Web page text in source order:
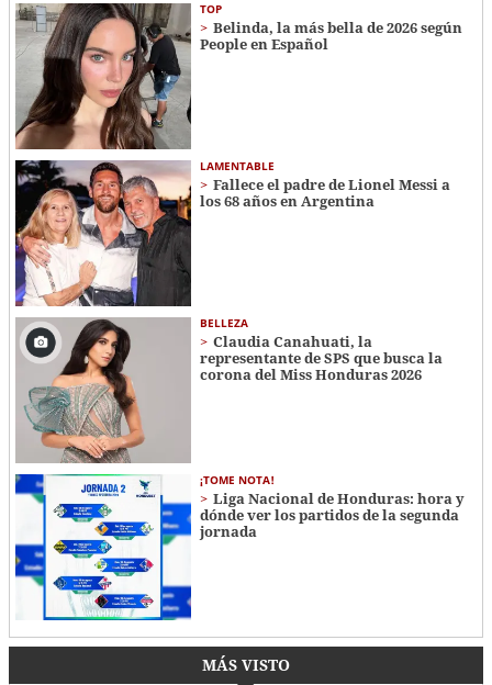
TOP
Belinda, la más bella de 2026 según
People en Español
LAMENTABLE
Fallece el padre de Lionel Messi a
los 68 años en Argentina
BELLEZA
Claudia Canahuati, la
representante de SPS que busca la
corona del Miss Honduras 2026
¡TOME NOTA!
Liga Nacional de Honduras: hora y
dónde ver los partidos de la segunda
jornada
MÁS VISTO